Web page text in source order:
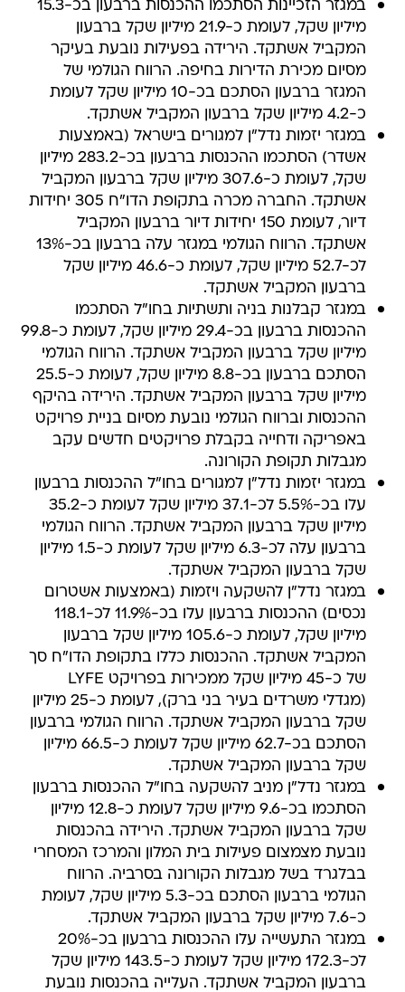
במגזר הזכיינות הסתכמו ההכנסות ברבעון בכ-15.3
מיליון שקל, לעומת כ-21.9 מיליון שקל ברבעון
המקביל אשתקד. הירידה בפעילות נובעת בעיקר
מסיום מכירת הדירות בחיפה. הרווח הגולמי של
המגזר ברבעון הסתכם בכ-10 מיליון שקל לעומת
כ-4.2 מיליון שקל ברבעון המקביל אשתקד.
במגזר יזמות נדל"ן למגורים בישראל (באמצעות
אשדר) הסתכמו ההכנסות ברבעון בכ-283.2 מיליון
שקל, לעומת כ-307.6 מיליון שקל ברבעון המקביל
אשתקד. החברה מכרה בתקופת הדו"ח 305 יחידות
דיור, לעומת 150 יחידות דיור ברבעון המקביל
אשתקד. הרווח הגולמי במגזר עלה ברבעון בכ-13%
לכ-52.7 מיליון שקל, לעומת כ-46.6 מיליון שקל
ברבעון המקביל אשתקד.
במגזר קבלנות בניה ותשתיות בחו"ל הסתכמו
ההכנסות ברבעון בכ-29.4 מיליון שקל, לעומת כ-99.8
מיליון שקל ברבעון המקביל אשתקד. הרווח הגולמי
הסתכם ברבעון בכ-8.8 מיליון שקל, לעומת כ-25.5
מיליון שקל ברבעון המקביל אשתקד. הירידה בהיקף
ההכנסות וברווח הגולמי נובעת מסיום בניית פרויקט
באפריקה ודחייה בקבלת פרויקטים חדשים עקב
מגבלות תקופת הקורונה.
במגזר יזמות נדל"ן למגורים בחו"ל ההכנסות ברבעון
עלו בכ-5.5% לכ-37.1 מיליון שקל לעומת כ-35.2
מיליון שקל ברבעון המקביל אשתקד. הרווח הגולמי
ברבעון עלה לכ-6.3 מיליון שקל לעומת כ-1.5 מיליון
שקל ברבעון המקביל אשתקד.
במגזר נדל"ן להשקעה ויזמות (באמצעות אשטרום
נכסים) ההכנסות ברבעון עלו בכ-11.9% לכ-118.1
מיליון שקל, לעומת כ-105.6 מיליון שקל ברבעון
המקביל אשתקד. ההכנסות כללו בתקופת הדו"ח סך
של כ-45 מיליון שקל ממכירות בפרויקט LYFE
(מגדלי משרדים בעיר בני ברק), לעומת כ-25 מיליון
שקל ברבעון המקביל אשתקד. הרווח הגולמי ברבעון
הסתכם בכ-62.7 מיליון שקל לעומת כ-66.5 מיליון
שקל ברבעון המקביל אשתקד.
במגזר נדל"ן מניב להשקעה בחו"ל ההכנסות ברבעון
הסתכמו בכ-9.6 מיליון שקל לעומת כ-12.8 מיליון
שקל ברבעון המקביל אשתקד. הירידה בהכנסות
נובעת מצמצום פעילות בית המלון והמרכז המסחרי
בבלגרד בשל מגבלות הקורונה בסרביה. הרווח
הגולמי ברבעון הסתכם בכ-5.3 מיליון שקל, לעומת
כ-7.6 מיליון שקל ברבעון המקביל אשתקד.
במגזר התעשייה עלו ההכנסות ברבעון בכ-20%
לכ-172.3 מיליון שקל לעומת כ-143.5 מיליון שקל
ברבעון המקביל אשתקד. העלייה בהכנסות נובעת